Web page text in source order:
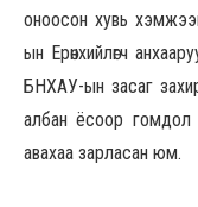
оноосон хувь
ын Ерөнхийлөгч
БНХАУ-ын засаг
албан ёсоор гомдол
авахаа зарласан юм.